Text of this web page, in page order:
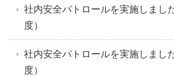
社内安全パトロールを実施しまし
度）
社内安全パトロールを実施しまし
度）